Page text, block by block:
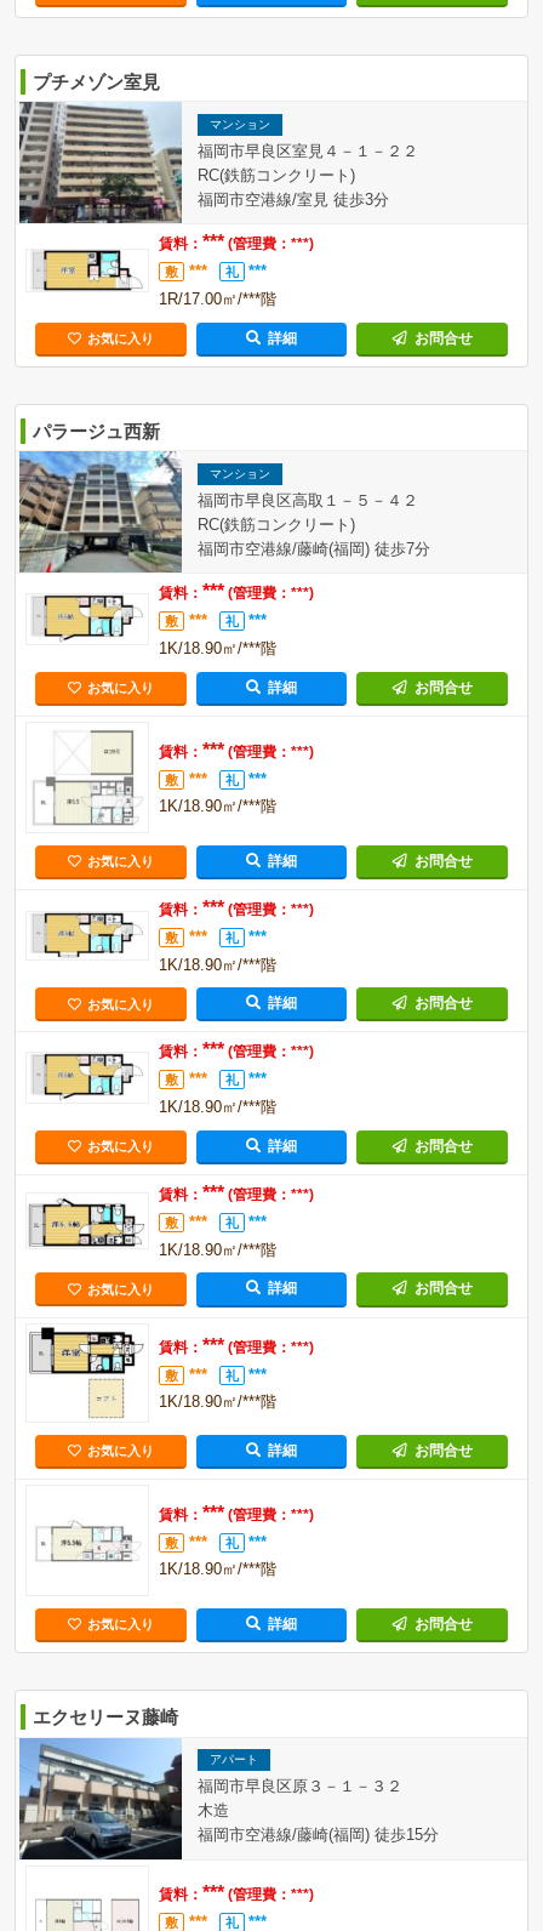
プチメゾン室見
マンション
福岡市早良区室見４－１－２２
RC(鉄筋コンクリート)
福岡市空港線/室見 徒歩3分
賃料： *** (管理費：***)
敷 *** 礼
***
1R/17.00㎡/***階
お気に入り 詳細 お問合せ
パラージュ西新
マンション
福岡市早良区高取１－５－４２
RC(鉄筋コンクリート)
福岡市空港線/藤崎(福岡) 徒歩7分
賃料： *** (管理費：***)
敷 *** 礼
***
1K/18.90㎡/***階
お気に入り 詳細 お問合せ
賃料： *** (管理費：***)
敷 *** 礼
***
1K/18.90㎡/***階
お気に入り 詳細 お問合せ
賃料： *** (管理費：***)
敷 *** 礼
***
1K/18.90㎡/***階
お気に入り 詳細 お問合せ
賃料： *** (管理費：***)
敷 *** 礼
***
1K/18.90㎡/***階
お気に入り 詳細 お問合せ
賃料： *** (管理費：***)
敷 *** 礼
***
1K/18.90㎡/***階
お気に入り 詳細 お問合せ
賃料： *** (管理費：***)
敷 *** 礼
***
1K/18.90㎡/***階
お気に入り 詳細 お問合せ
賃料： *** (管理費：***)
敷 *** 礼
***
1K/18.90㎡/***階
お気に入り 詳細 お問合せ
エクセリーヌ藤崎
アパート
福岡市早良区原３－１－３２
木造
福岡市空港線/藤崎(福岡) 徒歩15分
賃料： *** (管理費：***)
敷 *** 礼
***